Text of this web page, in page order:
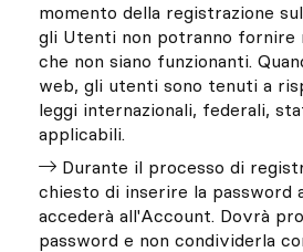
momento della registrazione
gli Utenti non potranno fornire
che non siano funzionanti.
web, gli utenti sono tenuti a
leggi internazionali, federali,
applicabili.
Durante il processo di
chiesto di inserire la password
accederà all'Account. Dovrà
password e non condividerla